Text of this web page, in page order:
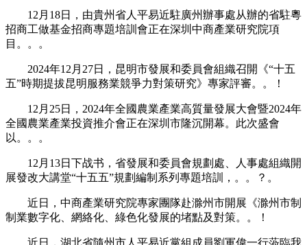
12月18日，由貴州省人平易近駐廣州辦事處从辦的省駐粵
招商工做基金招商專題培訓會正在深圳中商產業研究院項
目。。。
2024年12月27日，昆明市發展和委員會組織召開《“十五
五”時期提拔昆明服務業競爭力對策研究》專家評審。。！
12月25日，2024年全國農業產業高質量發展大會暨2024年
全國農業產業投資推介會正在深圳市隆沉開幕。此次盛會
以。。。
12月13日下战书，省發展和委員會規劃處、人事處組織開
展發改大講堂“十五五”規劃編制系列專題培訓，。。？。
近日，中商產業研究院專家團隊赴滁州市開展《滁州市制
制業數字化、網絡化、綠色化發展的堵點及對策。。！
近日，湖北省隨州市人平易近黨組成員劉軍偉一行蒞臨我